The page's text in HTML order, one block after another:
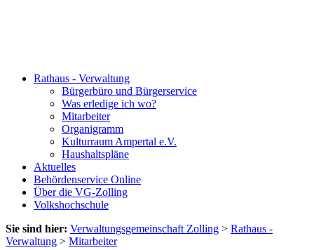
Rathaus - Verwaltung
Bürgerbüro und Bürgerservice
Was erledige ich wo?
Mitarbeiter
Organigramm
Kulturraum Ampertal e.V.
Haushaltspläne
Aktuelles
Behördenservice Online
Über die VG-Zolling
Volkshochschule
Sie sind hier: Verwaltungsgemeinschaft Zolling > Rathaus -
Verwaltung > Mitarbeiter